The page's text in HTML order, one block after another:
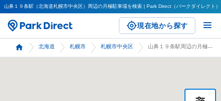
山鼻１９条駅（北海道札幌市中央区）周辺の月極駐車場を検索 | Park Direct（パークダイレクト）
現在地から探す
北海道 札幌市 札幌市中央区